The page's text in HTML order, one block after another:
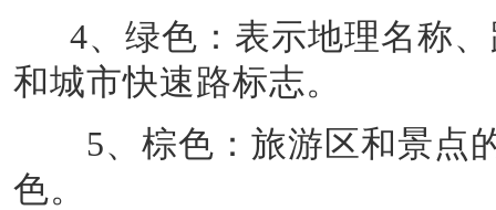
4、绿色：表示地理名称
和城市快速路标志。
5、棕色：旅游区和景点
色。